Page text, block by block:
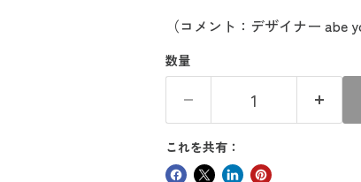
（コメント：デザイナー abe
数量
これを共有：